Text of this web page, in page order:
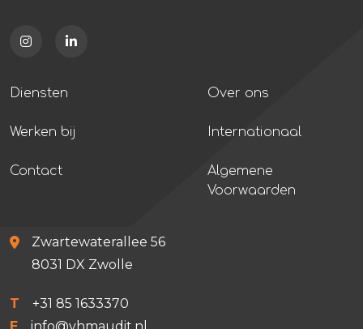
Diensten Over ons
Werken bij Internationaal
Contact
Algemene
Voorwaarden
Zwartewaterallee 56
8031 DX Zwolle
T
+31 85 1633370